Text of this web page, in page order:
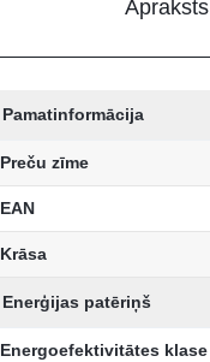
Apraksts
Pamatinformācija
Preču zīme
EAN
Krāsa
Enerģijas patēriņš
Energoefektivitātes klase